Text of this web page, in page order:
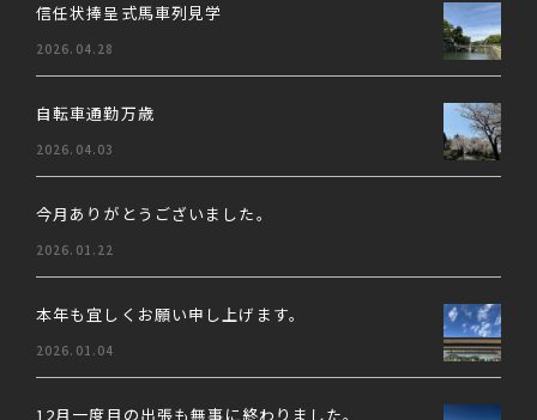
信任状捧呈式馬車列見学
2026.04.28
自転車通勤万歳
2026.04.03
今月ありがとうございました。
2026.01.22
本年も宜しくお願い申し上げます。
2026.01.04
12月一度目の出張も無事に終わりました。